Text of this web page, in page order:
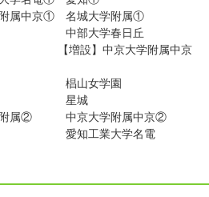
属中京① 名城大学附属①
中部大学春日丘
増設】中京大学附属中京
屋 椙山女学園
邦 星城
附属② 中京大学附属中京②
② 愛知工業大学名電